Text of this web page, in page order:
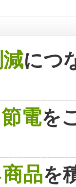
につ
節電を
品を